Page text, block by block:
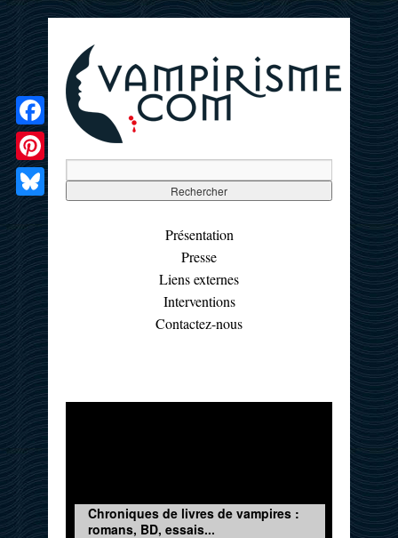
Présentation
Presse
Liens externes
Interventions
Contactez-nous
Chroniques de livres de vampires :
romans, BD, essais...
Facebook
Pinterest
Bluesky